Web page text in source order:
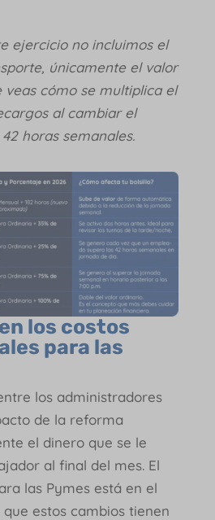
ejercicio no incluimos el
únicamente el valor
veas cómo se multiplica el
al cambiar el
horas semanales.
los costos
para las
los administradores
de la reforma
el dinero que se le
al final del mes. El
las Pymes está en el
estos cambios tienen